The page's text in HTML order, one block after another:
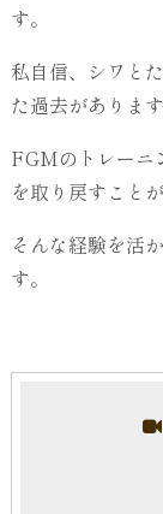
す。
私自信、シワと
た過去があります
FGMのトレーニ
を取り戻すこと
そんな経験を活
す。